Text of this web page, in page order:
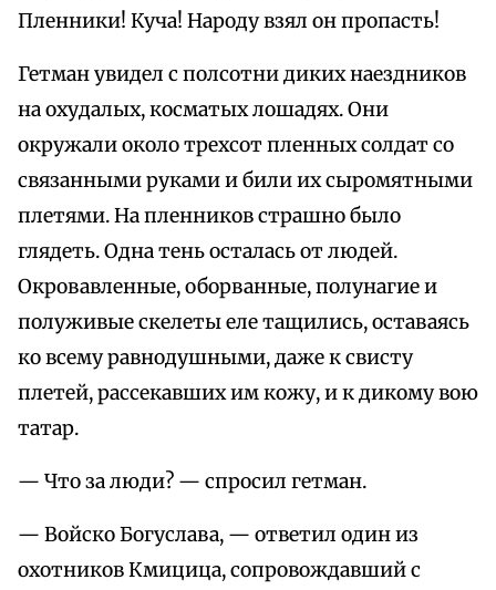
Пленники! Куча! Народу взял он пропасть!
Гетман увидел с полсотни диких наездников
на охудалых, косматых лошадях. Они
окружали около трехсот пленных солдат со
связанными руками и били их сыромятными
плетями. На пленников страшно было
глядеть. Одна тень осталась от людей.
Окровавленные, оборванные, полунагие и
полуживые скелеты еле тащились, оставаясь
ко всему равнодушными, даже к свисту
плетей, рассекавших им кожу, и к дикому вою
татар.
— Что за люди? — спросил гетман.
— Войско Богуслава, — ответил один из
охотников Кмицица, сопровождавший с